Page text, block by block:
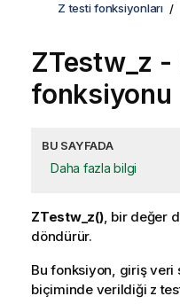
Z testi fonksiyonları
ZTestw_z -
fonksiyonu
BU SAYFADA
Daha fazla bilgi
ZTestw_z(), bir değer
döndürür.
Bu fonksiyon, giriş veri
biçiminde verildiği z